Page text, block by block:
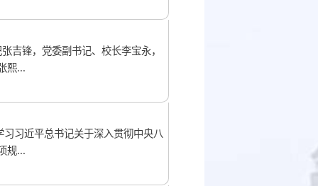
吉锋，党委副书记、校长李宝永，
熙...
习近平总书记关于深入贯彻中央八
规...